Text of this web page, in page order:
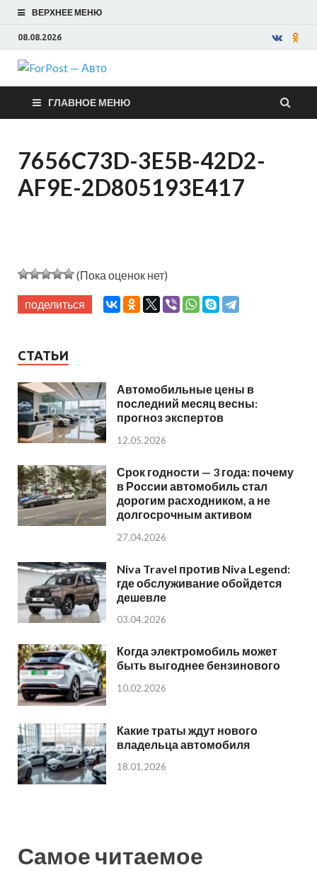
ВЕРХНЕЕ МЕНЮ
08.08.2026
ForPost —
Авто
ГЛАВНОЕ МЕНЮ
7656C73D-3E5B-42D2-
AF9E-2D805193E417
(Пока оценок нет)
поделиться
СТАТЬИ
Автомобильные цены в
последний месяц весны:
прогноз экспертов
12.05.2026
Срок годности — 3 года: почему
в России автомобиль стал
дорогим расходником, а не
долгосрочным активом
27.04.2026
Niva Travel против Niva Legend:
где обслуживание обойдется
дешевле
03.04.2026
Когда электромобиль может
быть выгоднее бензинового
10.02.2026
Какие траты ждут нового
владельца автомобиля
18.01.2026
Самое читаемое